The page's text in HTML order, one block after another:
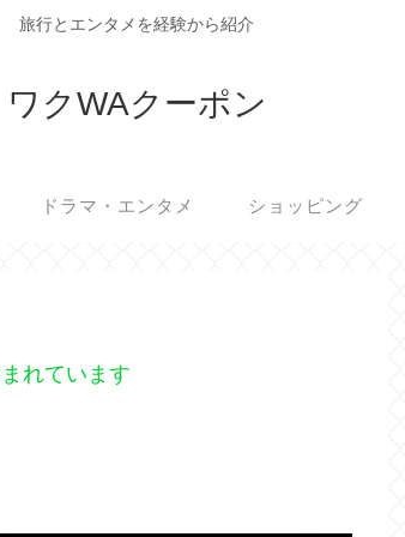
旅行とエンタメを経験から紹介
ワクWAクーポン
ドラマ・エンタメ ショッピング
れています